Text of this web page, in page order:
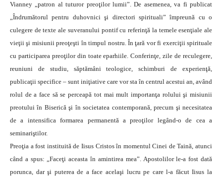
Vianney „patron al tuturor preoţilor lumii”. De asemenea, va fi publicat
„Îndrumătorul pentru duhovnici şi directori spirituali” împreună cu o
culegere de texte ale suveranului pontif cu referinţă la temele esenţiale ale
vieţii şi misiunii preoţeşti în timpul nostru. În ţară vor fi exerciţii spirituale
cu participarea preoţilor din toate eparhiile. Conferinţe, zile de reculegere,
reuniuni de studiu, săptămâni teologice, schimburi de experienţă,
publicaţii specifice – sunt iniţiative care vor sta în centrul acestui an, având
rolul de a face să se perceapă tot mai mult importanţa rolului şi misiunii
preotului în Biserică şi în societatea contemporană, precum şi necesitatea
de a intensifica formarea permanentă a preoţilor legând-o de cea a
seminariştilor.
Preoţia a fost instituită de Iisus Cristos în momentul Cinei de Taină, atunci
când a spus: „Faceţi aceasta în amintirea mea”. Apostolilor le-a fost dată
porunca, dar şi puterea de a face acelaşi lucru pe care l-a făcut Iisus la